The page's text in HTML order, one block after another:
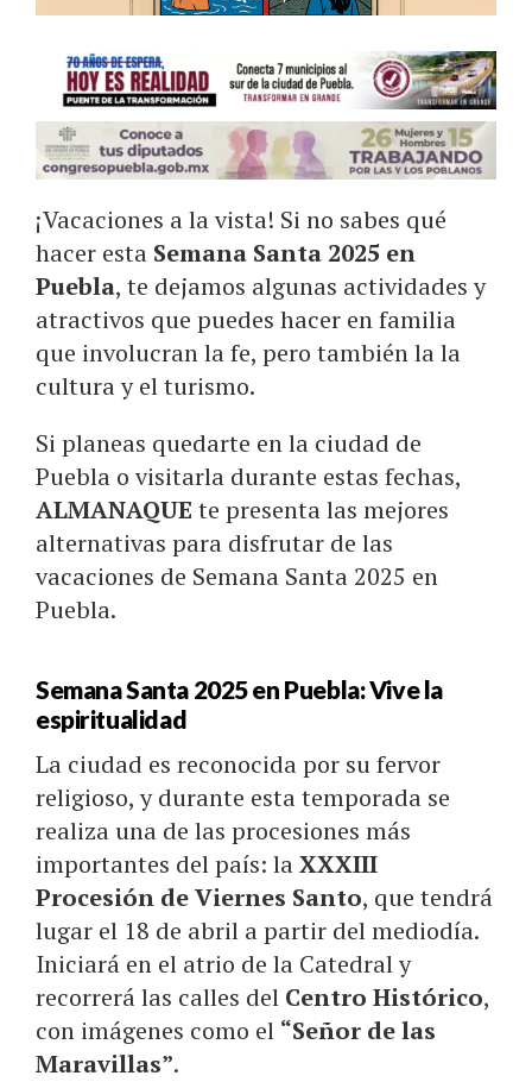
¡Vacaciones a la vista! Si no sabes qué
hacer esta Semana Santa 2025 en
Puebla, te dejamos algunas actividades y
atractivos que puedes hacer en familia
que involucran la fe, pero también la la
cultura y el turismo.
Si planeas quedarte en la ciudad de
Puebla o visitarla durante estas fechas,
ALMANAQUE te presenta las mejores
alternativas para disfrutar de las
vacaciones de Semana Santa 2025 en
Puebla.
Semana Santa 2025 en Puebla: Vive la
espiritualidad
La ciudad es reconocida por su fervor
religioso, y durante esta temporada se
realiza una de las procesiones más
importantes del país: laXXXIII
Procesión de Viernes Santo, que tendrá
lugar el 18 de abril a partir del mediodía.
Iniciará en el atrio de la Catedral y
recorrerá las calles del Centro Histórico,
con imágenes como el “Señor de las
Maravillas”.